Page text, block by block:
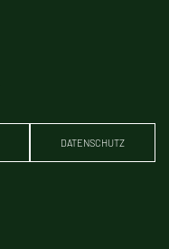
DATENSCHUTZ